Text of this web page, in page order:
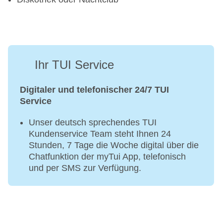
Ihr TUI Service
Digitaler und telefonischer 24/7 TUI
Service
Unser deutsch sprechendes TUI
Kundenservice Team steht Ihnen 24
Stunden, 7 Tage die Woche digital über die
Chatfunktion der myTui App, telefonisch
und per SMS zur Verfügung.